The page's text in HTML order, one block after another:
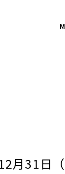
月31日